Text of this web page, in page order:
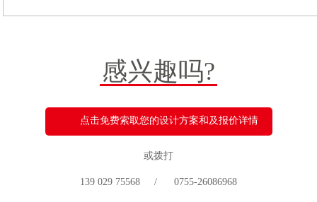
感兴趣吗?
点击免费索取您的设计方案和及报价详情
或拨打
139 029 75568 / 0755-26086968